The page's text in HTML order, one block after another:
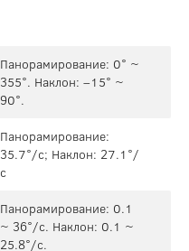
Панорамирование: 0° ~
355°. Наклон: –15° ~
90°.
Панорамирование:
35.7°/с; Наклон: 27.1°/
с
Панорамирование: 0.1
~ 36°/с. Наклон: 0.1 ~
25.8°/с.